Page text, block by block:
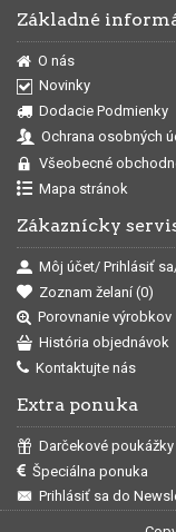
Základné
O nás
Novinky
Dodacie Podmienky
Ochrana osobných
Všeobecné
Mapa stránok
Zákaznícky
Môj účet/ Prihlásiť
Zoznam želaní (0)
Porovnanie výrobkov
História objednávok
Kontaktujte nás
Extra ponuka
Darčekové poukážky
Špeciálna ponuka
Prihlásiť sa do